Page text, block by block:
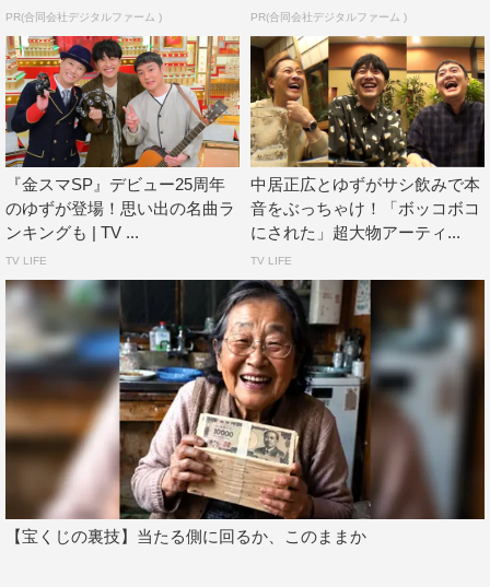
この記事の写真
©TBS
IMALU Kis-My-Ft2 ギャル曽根
ゆず 中居正広 宮田俊哉
清塚信也
PR(合同会社デジタルファーム ) PR(合同会社デジタルファーム )
『金スマSP』デビュー25周年
のゆずが登場！思い出の名曲ラ
ンキングも | TV ...
TV LIFE
中居正広とゆずがサシ飲みで本
音をぶっちゃけ！「ボッコボコ
にされた」超大物アーティ...
TV LIFE
【宝くじの裏技】当たる側に回るか、このままか